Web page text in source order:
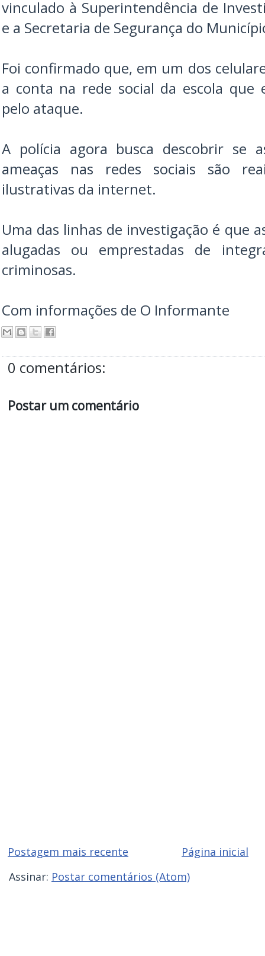
vinculado à Superintendência de
e a Secretaria de Segurança do
Foi confirmado que, em um dos
a conta na rede social da escola que
pelo ataque.
A polícia agora busca descobrir se
ameaças nas redes sociais são
ilustrativas da internet.
Uma das linhas de investigação é que
alugadas ou emprestadas de
criminosas.
Com informações de O Informante
0 comentários:
Postar um comentário
Postagem mais recente
Página inicial
Assinar: Postar comentários (Atom)